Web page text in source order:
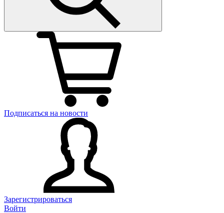
Подписаться на новости
Зарегистрироваться
Войти